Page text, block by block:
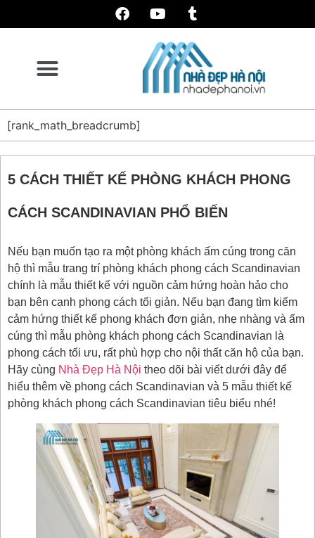
[rank_math_breadcrumb]
5 CÁCH THIẾT KẾ PHÒNG KHÁCH PHONG
CÁCH SCANDINAVIAN PHỔ BIẾN
Nếu bạn muốn tạo ra một phòng khách ấm cúng trong căn
hộ thì mẫu trang trí phòng khách phong cách Scandinavian
chính là mẫu thiết kế với nguồn cảm hứng hoàn hảo cho
bạn bên cạnh phong cách tối giản. Nếu bạn đang tìm kiếm
cảm hứng thiết kế phong khách đơn giản, nhẹ nhàng và ấm
cúng thì mẫu phòng khách phong cách Scandinavian là
phong cách tối ưu, rất phù hợp cho nội thất căn hộ của bạn.
Hãy cùng Nhà Đẹp Hà Nội theo dõi bài viết dưới đây để
hiểu thêm về phong cách Scandinavian và 5 mẫu thiết kế
phòng khách phong cách Scandinavian tiêu biểu nhé!